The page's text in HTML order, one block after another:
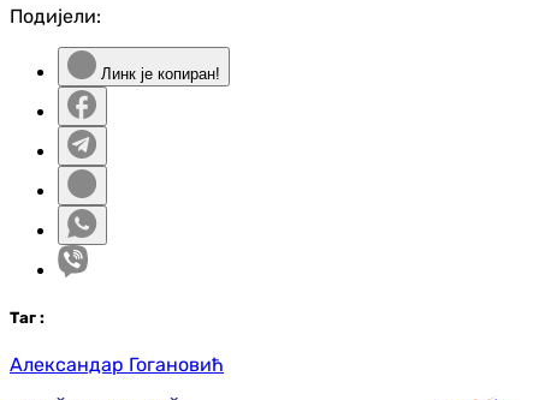
Подијели:
Линк је копиран!
Таг :
Александар Гогановић